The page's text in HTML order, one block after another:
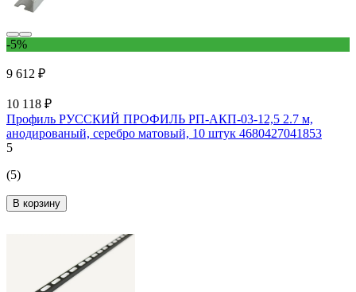
-5%
9 612 ₽
10 118 ₽
Профиль РУССКИЙ ПРОФИЛЬ РП-АКП-03-12,5 2.7 м,
анодированый, серебро матовый, 10 штук 4680427041853
5
(5)
В корзину